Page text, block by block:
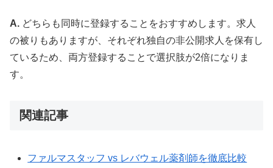
A. どちらも同時に登録することをおすすめします。求人
の被りもありますが、それぞれ独自の非公開求人を保有し
ているため、両方登録することで選択肢が2倍になりま
す。
関連記事
ファルマスタッフ vs レバウェル薬剤師を徹底比較